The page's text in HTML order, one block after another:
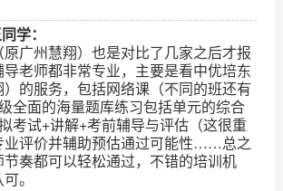
学：
广州慧翔）也是对比了几家之后才报
老师都非常专业，主要是看中优培东
的服务，包括网络课（不同的班还有
全面的海量题库练习包括单元的综合
考试+讲解+考前辅导与评估（这很重
业评价并辅助预估通过可能性……总之
奏都可以轻松通过，不错的培训机
。